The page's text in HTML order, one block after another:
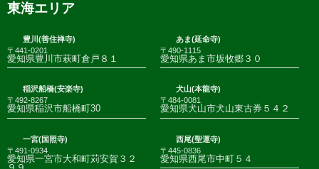
東海エリア
豊川(善住禅寺)
〒441-0201
愛知県豊川市萩町倉戸８１
あま(延命寺)
〒490-1115
愛知県あま市坂牧郷３０
稲沢船橋(安楽寺)
〒492-8267
愛知県稲沢市船橋町30
犬山(本龍寺)
〒484-0081
愛知県犬山市犬山東古券５４２
一宮(国照寺)
〒491-0934
愛知県一宮市大和町苅安賀３２
西尾(聖運寺)
〒445-0836
愛知県西尾市中町５４